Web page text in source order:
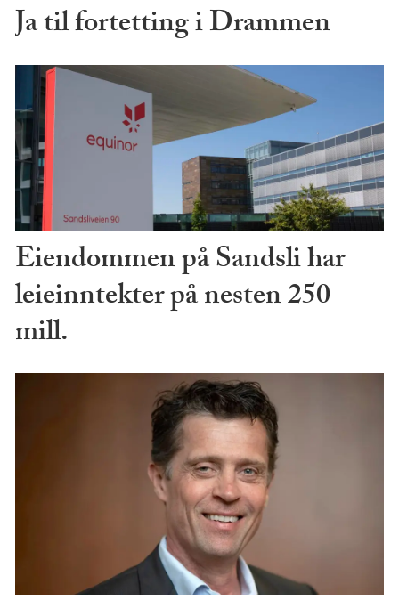
Ja til fortetting i Drammen
Eiendommen på Sandsli har
leieinntekter på nesten 250
mill.